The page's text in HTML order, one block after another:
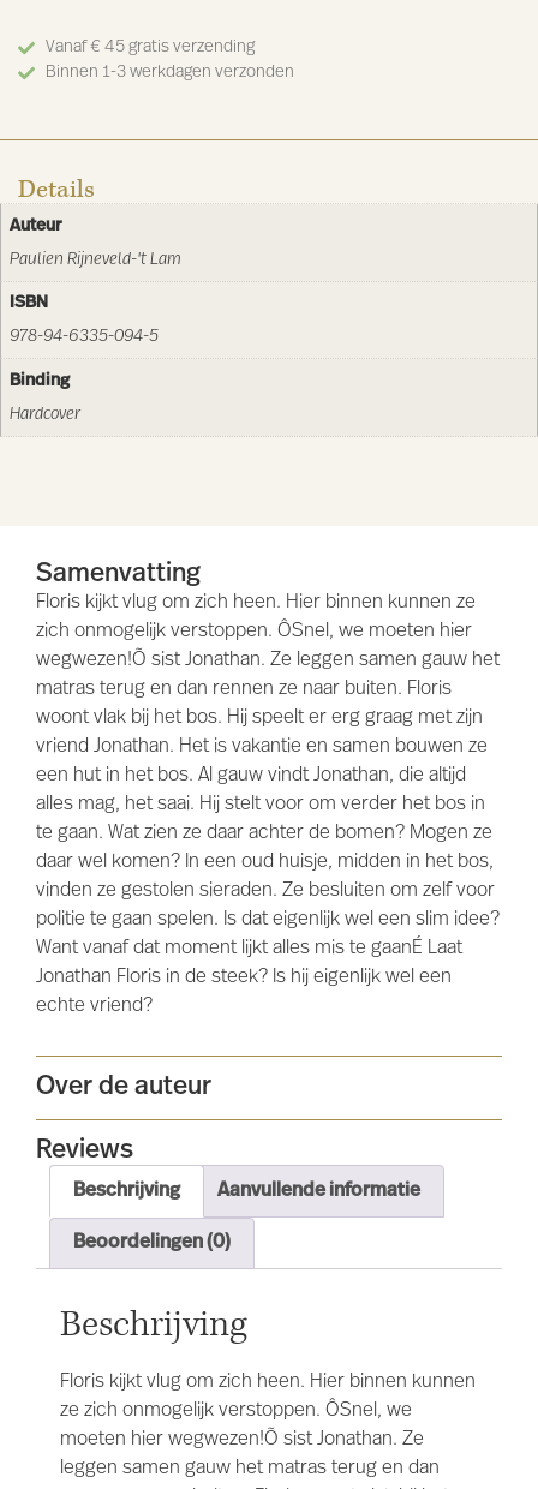
Vanaf € 45 gratis verzending
Binnen 1-3 werkdagen verzonden
Details
Auteur
Paulien Rijneveld-'t Lam
ISBN
978-94-6335-094-5
Binding
Hardcover
Samenvatting
Floris kijkt vlug om zich heen. Hier binnen kunnen ze
zich onmogelijk verstoppen. ÔSnel, we moeten hier
wegwezen!Õ sist Jonathan. Ze leggen samen gauw het
matras terug en dan rennen ze naar buiten. Floris
woont vlak bij het bos. Hij speelt er erg graag met zijn
vriend Jonathan. Het is vakantie en samen bouwen ze
een hut in het bos. Al gauw vindt Jonathan, die altijd
alles mag, het saai. Hij stelt voor om verder het bos in
te gaan. Wat zien ze daar achter de bomen? Mogen ze
daar wel komen? In een oud huisje, midden in het bos,
vinden ze gestolen sieraden. Ze besluiten om zelf voor
politie te gaan spelen. Is dat eigenlijk wel een slim idee?
Want vanaf dat moment lijkt alles mis te gaanÉ Laat
Jonathan Floris in de steek? Is hij eigenlijk wel een
echte vriend?
Over de auteur
Reviews
Beschrijving Aanvullende informatie
Beoordelingen (0)
Beschrijving
Floris kijkt vlug om zich heen. Hier binnen kunnen
ze zich onmogelijk verstoppen. ÔSnel, we
moeten hier wegwezen!Õ sist Jonathan. Ze
leggen samen gauw het matras terug en dan